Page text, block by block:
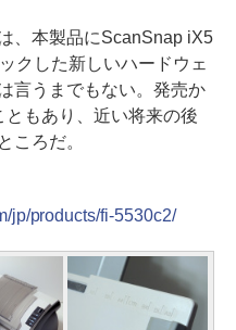
、本製品にScanSnap iX5
クした新しいハードウェ
言うまでもない。発売か
もあり、近い将来の後
ころだ。
jp/products/fi-5530c2/